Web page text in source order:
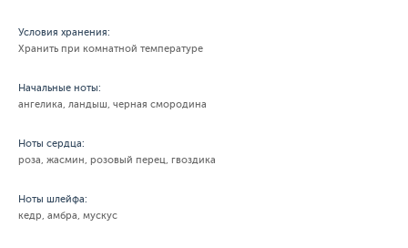
Условия хранения:
Хранить при комнатной температуре
Начальные ноты:
ангелика, ландыш, черная смородина
Ноты сердца:
роза, жасмин, розовый перец, гвоздика
Ноты шлейфа:
кедр, амбра, мускус